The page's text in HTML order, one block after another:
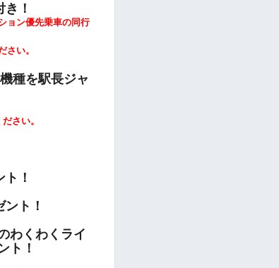
！
ョン優先乗車の同行
い。
種を駅長ジャ
さい。
！
ト！
わくわくライ
ト！